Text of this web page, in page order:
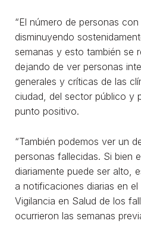
“El número de personas
disminuyendo
semanas y esto también se
dejando de ver personas
generales y críticas de las
ciudad, del sector público y
punto positivo.
“También podemos ver un
personas fallecidas. Si bien
diariamente puede ser alto,
a notificaciones diarias en
Vigilancia en Salud de los
ocurrieron las semanas